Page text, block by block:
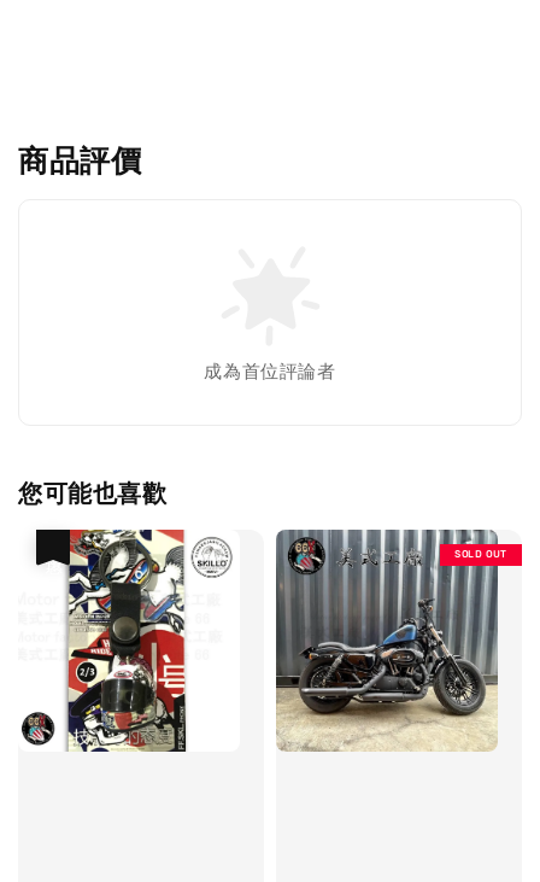
商品評價
成為首位評論者
您可能也喜歡
SOLD OUT